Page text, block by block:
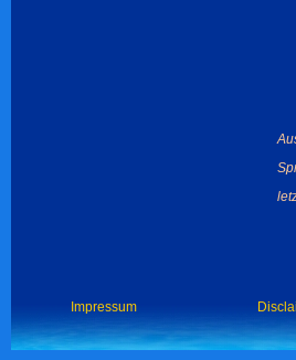
Impressum